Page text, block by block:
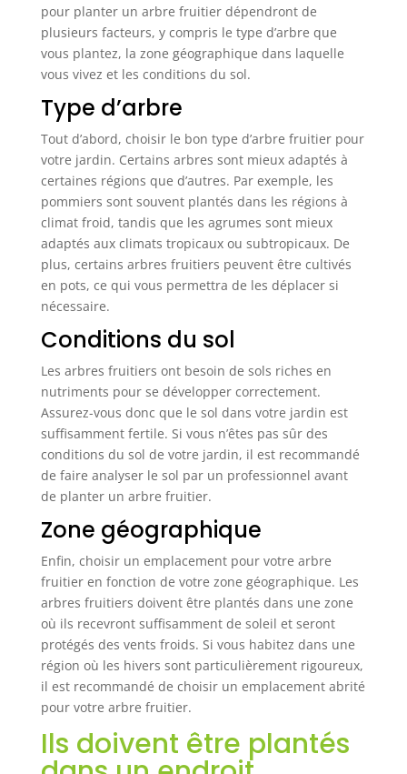
pour planter un arbre fruitier dépendront de
plusieurs facteurs, y compris le type d’arbre que
vous plantez, la zone géographique dans laquelle
vous vivez et les conditions du sol.
Type d’arbre
Tout d’abord, choisir le bon type d’arbre fruitier pour
votre jardin. Certains arbres sont mieux adaptés à
certaines régions que d’autres. Par exemple, les
pommiers sont souvent plantés dans les régions à
climat froid, tandis que les agrumes sont mieux
adaptés aux climats tropicaux ou subtropicaux. De
plus, certains arbres fruitiers peuvent être cultivés
en pots, ce qui vous permettra de les déplacer si
nécessaire.
Conditions du sol
Les arbres fruitiers ont besoin de sols riches en
nutriments pour se développer correctement.
Assurez-vous donc que le sol dans votre jardin est
suffisamment fertile. Si vous n’êtes pas sûr des
conditions du sol de votre jardin, il est recommandé
de faire analyser le sol par un professionnel avant
de planter un arbre fruitier.
Zone géographique
Enfin, choisir un emplacement pour votre arbre
fruitier en fonction de votre zone géographique. Les
arbres fruitiers doivent être plantés dans une zone
où ils recevront suffisamment de soleil et seront
protégés des vents froids. Si vous habitez dans une
région où les hivers sont particulièrement rigoureux,
il est recommandé de choisir un emplacement abrité
pour votre arbre fruitier.
Ils doivent être plantés